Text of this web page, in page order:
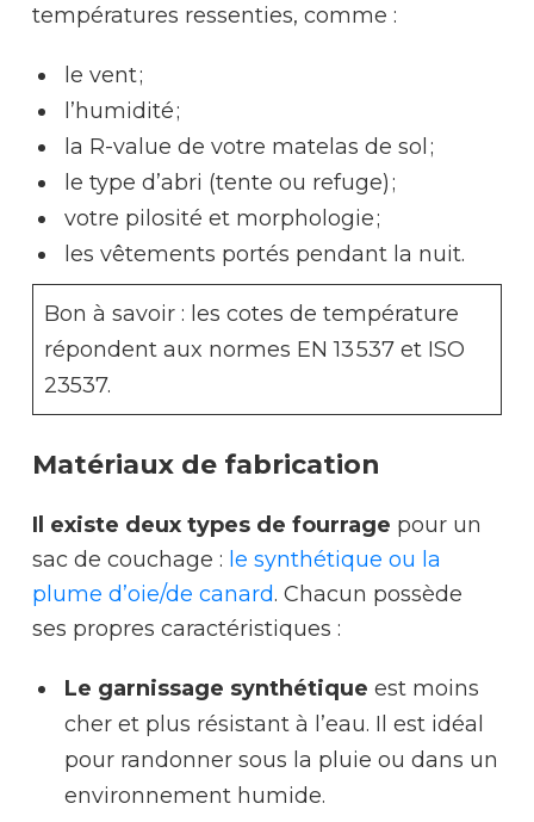
températures ressenties, comme :
le vent ;
l’humidité ;
la R-value de votre matelas de sol ;
le type d’abri (tente ou refuge) ;
votre pilosité et morphologie ;
les vêtements portés pendant la nuit.
Bon à savoir : les cotes de température
répondent aux normes EN 13 537 et ISO
23537.
Matériaux de fabrication
Il existe deux types de fourrage pour un
sac de couchage : le synthétique ou la
plume d’oie/de canard. Chacun possède
ses propres caractéristiques :
Le garnissage synthétique est moins
cher et plus résistant à l’eau. Il est idéal
pour randonner sous la pluie ou dans un
environnement humide.